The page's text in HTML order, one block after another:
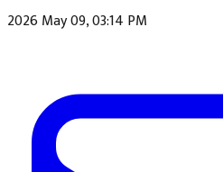
2026 May 09, 03:14 PM